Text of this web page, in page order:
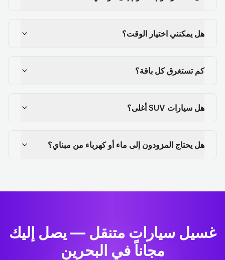
هل يمكنني اختيار الوقت؟
كم تستغرق كل باقة؟
هل سيارات SUV أغلى؟
هل يحتاج المزودون إلى ماء أو كهرباء من مبناي؟
غسيل سيارات متنقل — يصل إليك
مجاناً في البحرين